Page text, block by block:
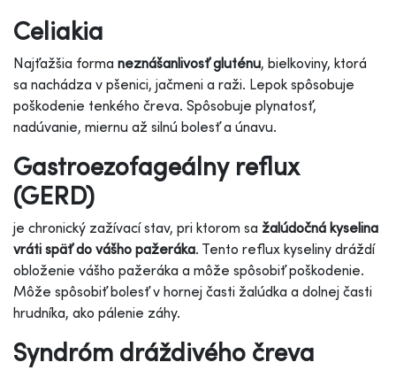
Celiakia
Najťažšia forma neznášanlivosť gluténu, bielkoviny, ktorá
sa nachádza v pšenici, jačmeni a raži. Lepok spôsobuje
poškodenie tenkého čreva. Spôsobuje plynatosť,
nadúvanie, miernu až silnú bolesť a únavu.
Gastroezofageálny reflux
(GERD)
je chronický zažívací stav, pri ktorom sa žalúdočná kyselina
vráti späť do vášho pažeráka. Tento reflux kyseliny dráždí
obloženie vášho pažeráka a môže spôsobiť poškodenie.
Môže spôsobiť bolesť v hornej časti žalúdka a dolnej časti
hrudníka, ako pálenie záhy.
Syndróm dráždivého čreva